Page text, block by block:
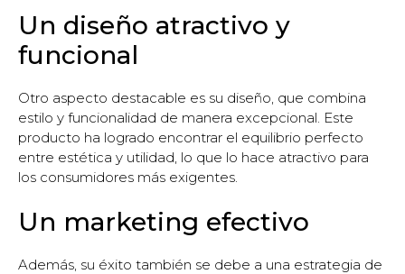
Un diseño atractivo y
funcional
Otro aspecto destacable es su diseño, que combina
estilo y funcionalidad de manera excepcional. Este
producto ha logrado encontrar el equilibrio perfecto
entre estética y utilidad, lo que lo hace atractivo para
los consumidores más exigentes.
Un marketing efectivo
Además, su éxito también se debe a una estrategia de